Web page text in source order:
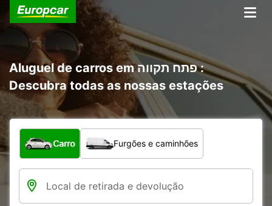
Aluguel de carros em פתח תקווה :
Descubra todas as nossas estações
Qual tipo de veículo?
Carro Furgões e caminhões